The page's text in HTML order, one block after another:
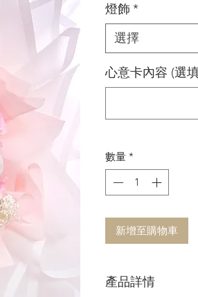
格
燈飾*
選擇
心意卡內容 (選
數量 *
新增至購物車
產品詳情